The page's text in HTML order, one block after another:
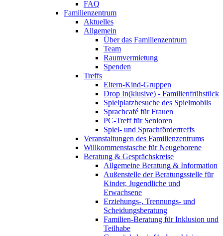
FAQ
Familienzentrum
Aktuelles
Allgemein
Über das Familienzentrum
Team
Raumvermietung
Spenden
Treffs
Eltern-Kind-Gruppen
Drop In(klusive) - Familienfrühstück
Spielplatzbesuche des Spielmobils
Sprachcafé für Frauen
PC-Treff für Senioren
Spiel- und Sprachfördertreffs
Veranstaltungen des Familienzentrums
Willkommenstasche für Neugeborene
Beratung & Gesprächskreise
Allgemeine Beratung & Information
Außenstelle der Beratungsstelle für
Kinder, Jugendliche und
Erwachsene
Erziehungs-, Trennungs- und
Scheidungsberatung
Familien-Beratung für Inklusion und
Teilhabe